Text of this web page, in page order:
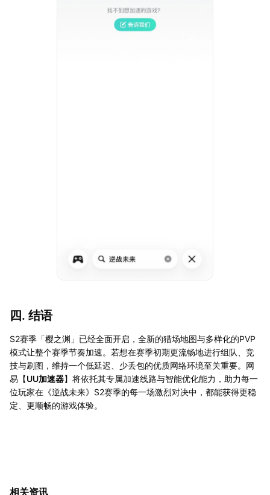
四. 结语
S2赛季「樱之渊」已经全面开启，全新的猎场地图与多样化的PVP
模式让整个赛季节奏加速。若想在赛季初期更流畅地进行组队、竞
技与刷图，维持一个低延迟、少丢包的优质网络环境至关重要。网
易【UU加速器】将依托其专属加速线路与智能优化能力，助力每一
位玩家在《逆战未来》S2赛季的每一场激烈对决中，都能获得更稳
定、更顺畅的游戏体验。
相关资讯